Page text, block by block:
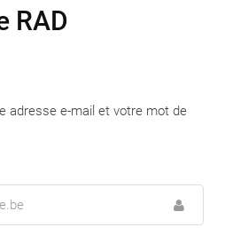
RAD
adresse e-mail et votre mot de